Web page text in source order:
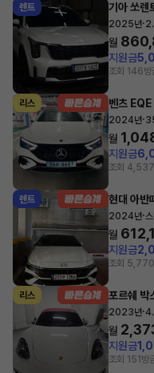
렌트 기아 쏘렌
2025년·
월
지원금
조회 146방
리스 벤츠 EQE
2024년·
월
지원금
조회 4,537
렌트 현대 아반떼
2024년·
월
지원금
조회 5,770
리스 포르쉐 박
2023년·
월
지원금
조회 151 방